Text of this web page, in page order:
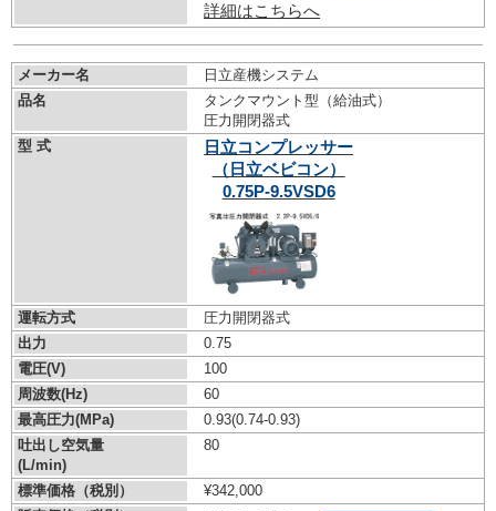
詳細はこちらへ
メーカー名
日立産機システム
品名
タンクマウント型（給油式）
圧力開閉器式
型 式
日立コンプレッサー
（日立ベビコン）
0.75P-9.5VSD6
運転方式
圧力開閉器式
出力
0.75
電圧(V)
100
周波数(Hz)
60
最高圧力(MPa)
0.93(0.74-0.93)
吐出し空気量
(L/min)
80
標準価格（税別）
¥342,000